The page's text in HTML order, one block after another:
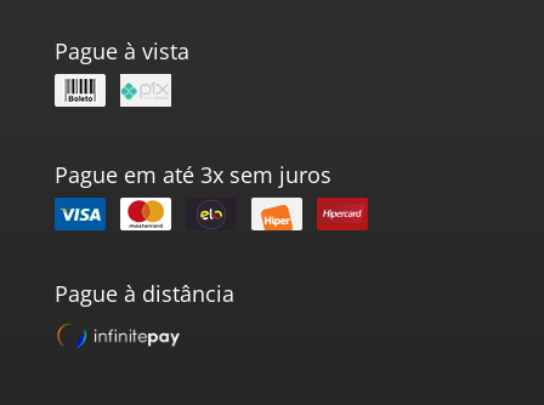
Pague à vista
Pague em até 3x sem juros
Pague à distância